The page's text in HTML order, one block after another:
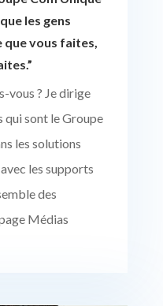
les gens
que vous faites,
vous ? Je dirige
qui sont le Groupe
les solutions
les supports
des
Médias